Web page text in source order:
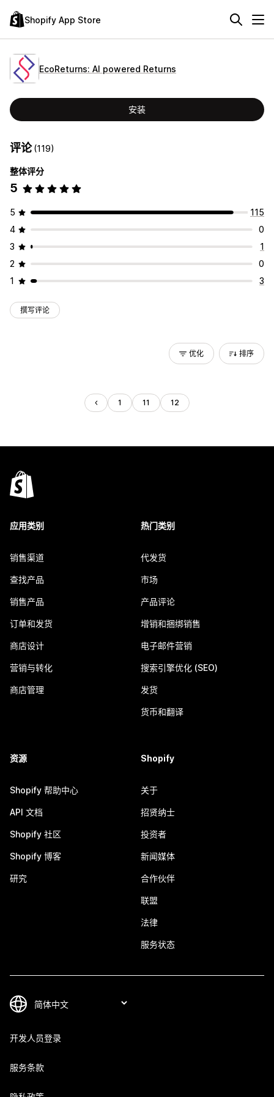
Shopify App Store
EcoReturns: AI powered Returns
安装
评论(119)
整体评分
5
5
115
4
0
3
1
2
0
1
3
撰写评论
优化 排序
1 11 12
应用类别
销售渠道
查找产品
销售产品
订单和发货
商店设计
营销与转化
商店管理
热门类别
代发货
市场
产品评论
增销和捆绑销售
电子邮件营销
搜索引擎优化 (SEO)
发货
货币和翻译
资源
Shopify 帮助中心
API 文档
Shopify 社区
Shopify 博客
研究
Shopify
关于
招贤纳士
投资者
新闻媒体
合作伙伴
联盟
法律
服务状态
开发人员登录
服务条款